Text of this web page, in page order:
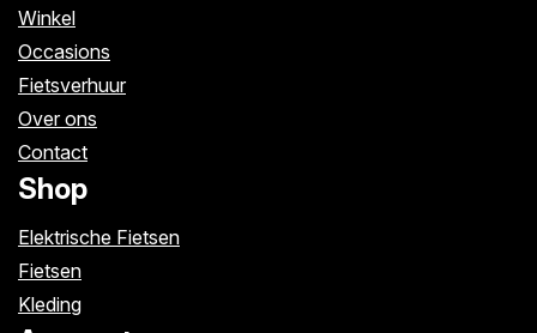
Winkel
Occasions
Fietsverhuur
Over ons
Contact
Shop
Elektrische Fietsen
Fietsen
Kleding